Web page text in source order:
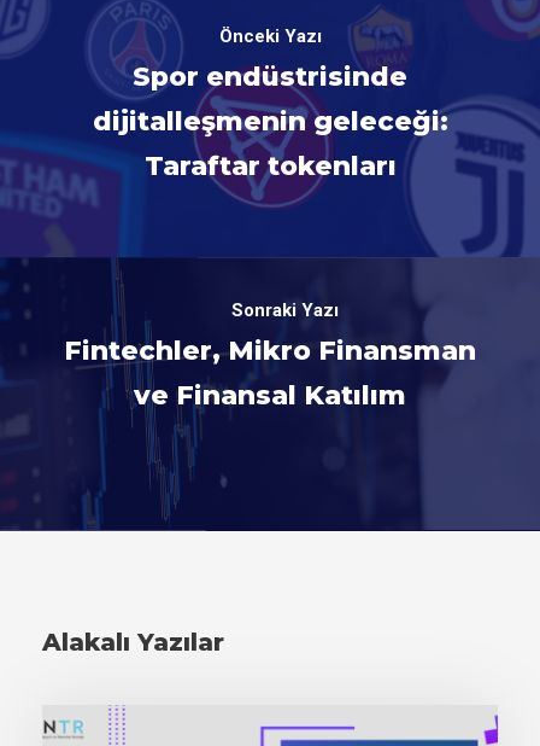
Önceki Yazı
Spor endüstrisinde
dijitalleşmenin geleceği:
Taraftar tokenları
Sonraki Yazı
Fintechler, Mikro Finansman
ve Finansal Katılım
Alakalı Yazılar